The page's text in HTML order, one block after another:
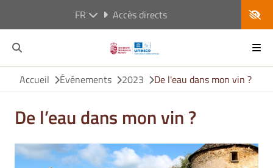
FR Accès directs
Accueil Événements 2023 De l'eau dans mon vin ?
De l’eau dans mon vin ?